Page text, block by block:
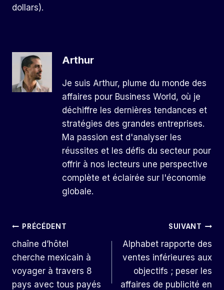
dollars).
Arthur
Je suis Arthur, plume du monde des
affaires pour Business World, où je
déchiffre les dernières tendances et
stratégies des grandes entreprises.
Ma passion est d'analyser les
réussites et les défis du secteur pour
offrir à nos lecteurs une perspective
complète et éclairée sur l'économie
globale.
Navigation
De
L’article
PRÉCÉDENT
chaîne d’hôtel
cherche mexicain à
voyager à travers 8
pays avec tous payés
SUIVANT
Alphabet rapporte des
ventes inférieures aux
objectifs ; peser les
affaires de publicité en